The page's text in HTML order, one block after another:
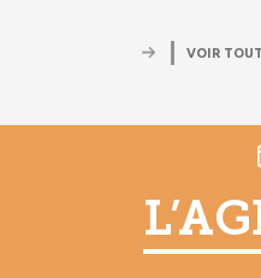
VOIR